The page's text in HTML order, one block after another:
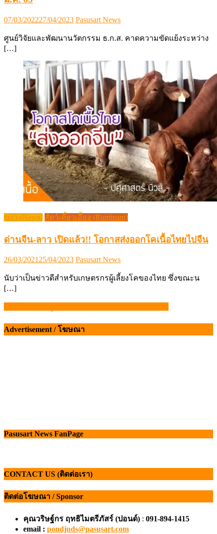
Posted
07/03/202227/04/2023 Author
Pasusart News
ศูนย์วิจัยและพัฒนานวัตกรรม ธ.ก.ส. คาดความขัดแย้งระหว่าง
[…]
ข่าว (News) สัตว์เคี้ยวเอื้อง (Ruminant)
ด่านจีน-ลาว เปิดแล้ว!! โอกาสส่งออกโคเนื้อไทยไปจีน
Posted
26/03/202125/04/2023 Author
Pasusart News
นับว่าเป็นข่าวดีสำหรับเกษตรกรผู้เลี้ยงโคของไทย ซึ่งขณะน
[…]
แนะแนว
เรื่อง
Advertisement / โฆษณา
Pasusart News FanPage
CONTACT US (ติดต่อเรา)
ติดต่อโฆษณา / Sponsor
คุณวริษฐ์กร ฤทธิไมตรีภัสร์ (ปอนด์) : 091-894-1415
email : pondjuds@pasusart.com